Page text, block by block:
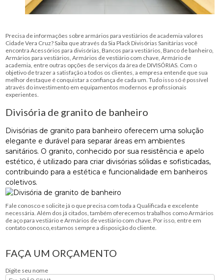
Precisa de informações sobre armários para vestiários de academia valores
Cidade Vera Cruz? Saiba que através da Sia Plack Divisórias Sanitárias você
encontra Acessórios para divisórias, Bancos para vestiários, Banco de banheiro,
Armários para vestiários, Armários de vestiário com chave, Armário de
academia, entre outras opções de serviços da área de DIVISÓRIAS. Com o
objetivo de trazer a satisfação a todos os clientes, a empresa entende que sua
melhor destaque é conquistar a confiança de cada um. Tudo isso só é possível
através do investimento em equipamentos modernos e profissionais
experientes.
Divisória de granito de banheiro
Divisórias de granito para banheiro oferecem uma solução
elegante e durável para separar áreas em ambientes
sanitários. O granito, conhecido por sua resistência e apelo
estético, é utilizado para criar divisórias sólidas e sofisticadas,
contribuindo para a estética e funcionalidade em banheiros
coletivos.
Fale conosco e solicite já o que precisa com toda a Qualificada e excelente
necessária. Além dos já citados, também oferecemos trabalhos como Armários
de aço para vestiário e Armários de vestiário com chave. Por isso, entre em
contato conosco,estamos sempre a disposição do cliente.
FAÇA UM ORÇAMENTO
Digite seu nome